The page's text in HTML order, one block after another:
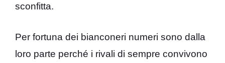
sconfitta.
Per fortuna dei bianconeri numeri sono dalla
loro parte perché i rivali di sempre convivono